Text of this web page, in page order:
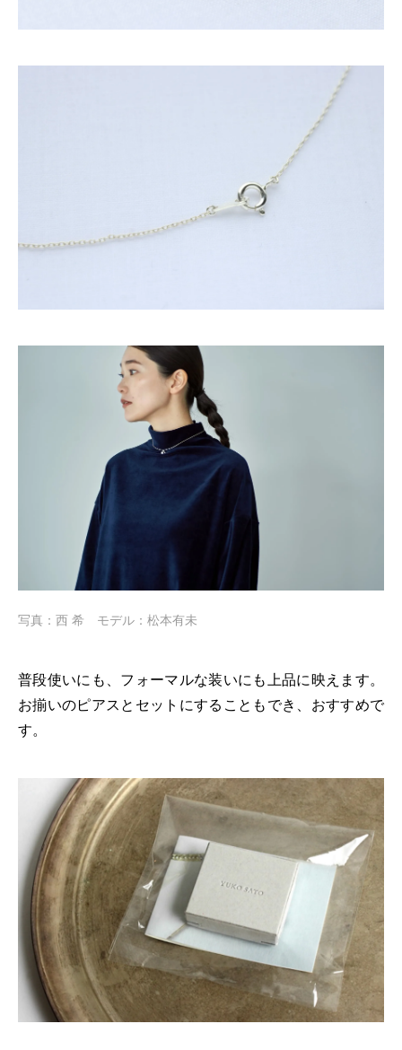
写真：西 希 モデル：松本有未
普段使いにも、フォーマルな装いにも上品に映えます。
お揃いのピアスとセットにすることもでき、おすすめで
す。